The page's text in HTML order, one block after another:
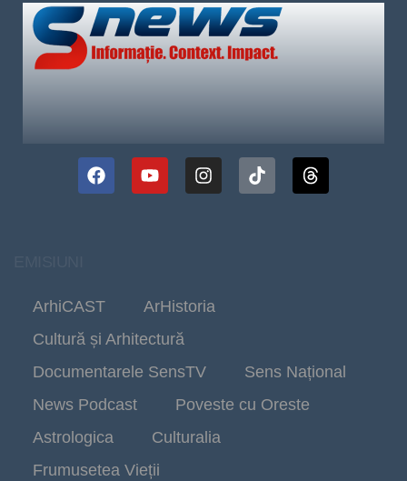
ArhiCAST
ArHistoria
Cultură și Arhitectură
Documentarele SensTV
Sens Național
News Podcast
Poveste cu Oreste
Astrologica
Culturalia
Frumusetea Vieții